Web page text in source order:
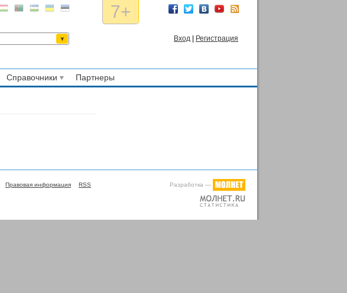
7+
Вход Регистрация
Справочники Партнеры
Правовая информация RSS Разработка —